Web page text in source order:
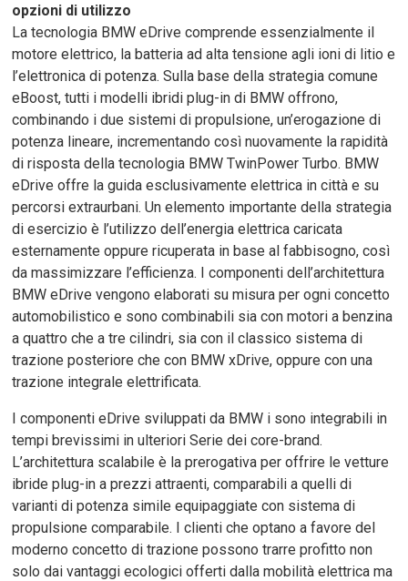
opzioni di utilizzo
La tecnologia BMW eDrive comprende essenzialmente il
motore elettrico, la batteria ad alta tensione agli ioni di litio e
l’elettronica di potenza. Sulla base della strategia comune
eBoost, tutti i modelli ibridi plug-in di BMW offrono,
combinando i due sistemi di propulsione, un’erogazione di
potenza lineare, incrementando così nuovamente la rapidità
di risposta della tecnologia BMW TwinPower Turbo. BMW
eDrive offre la guida esclusivamente elettrica in città e su
percorsi extraurbani. Un elemento importante della strategia
di esercizio è l’utilizzo dell’energia elettrica caricata
esternamente oppure ricuperata in base al fabbisogno, così
da massimizzare l’efficienza. I componenti dell’architettura
BMW eDrive vengono elaborati su misura per ogni concetto
automobilistico e sono combinabili sia con motori a benzina
a quattro che a tre cilindri, sia con il classico sistema di
trazione posteriore che con BMW xDrive, oppure con una
trazione integrale elettrificata.
I componenti eDrive sviluppati da BMW i sono integrabili in
tempi brevissimi in ulteriori Serie dei core-brand.
L’architettura scalabile è la prerogativa per offrire le vetture
ibride plug-in a prezzi attraenti, comparabili a quelli di
varianti di potenza simile equipaggiate con sistema di
propulsione comparabile. I clienti che optano a favore del
moderno concetto di trazione possono trarre profitto non
solo dai vantaggi ecologici offerti dalla mobilità elettrica ma